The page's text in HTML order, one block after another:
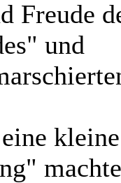
Freude
und
kleine